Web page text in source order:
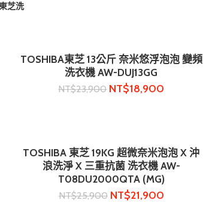
芝洗
加入購物車
TOSHIBA東芝 13公斤 奈米悠浮泡泡 變頻
洗衣機 AW-DUJ13GG
NT$23,900 NT$18,900
加入購物車
TOSHIBA 東芝 19KG 超微奈米泡泡 X 沖
浪洗淨 X 三重抗菌 洗衣機 AW-
T08DU2000QTA (MG)
NT$25,900 NT$21,900